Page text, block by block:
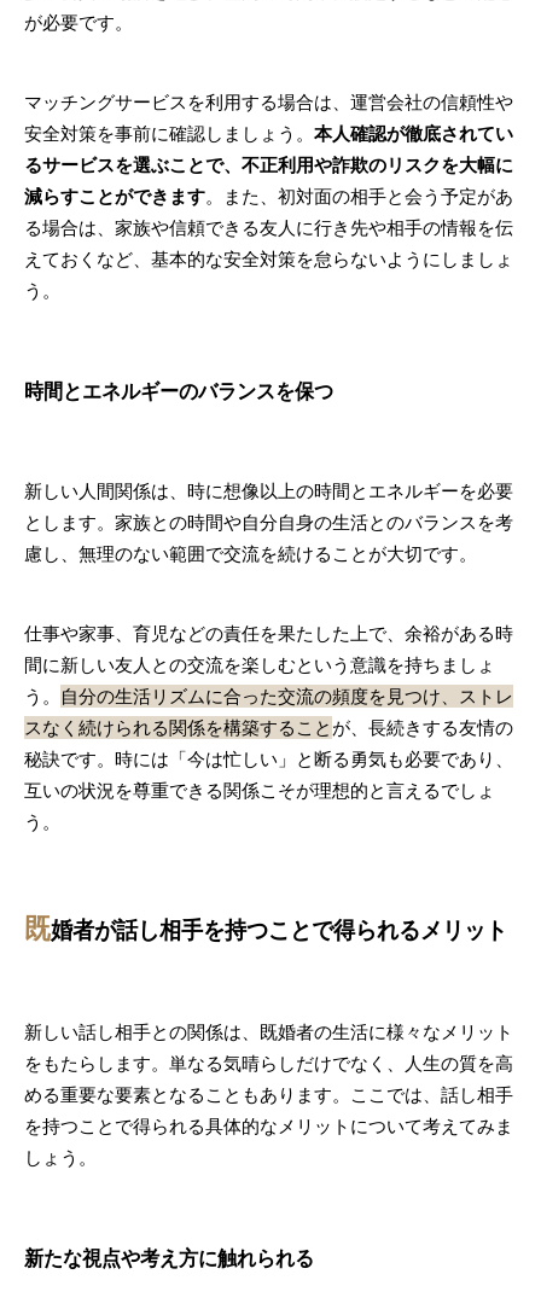
が必要です。
マッチングサービスを利用する場合は、運営会社の信頼性や
安全対策を事前に確認しましょう。 本人確認が徹底されてい
るサービスを選ぶことで、不正利用や詐欺のリスクを大幅に
減らすことができます。また、初対面の相手と会う予定があ
る場合は、家族や信頼できる友人に行き先や相手の情報を伝
えておくなど、基本的な安全対策を怠らないようにしましょ
う。
時間とエネルギーのバランスを保つ
新しい人間関係は、時に想像以上の時間とエネルギーを必要
とします。家族との時間や自分自身の生活とのバランスを考
慮し、無理のない範囲で交流を続けることが大切です。
仕事や家事、育児などの責任を果たした上で、余裕がある時
間に新しい友人との交流を楽しむという意識を持ちましょ
う。
自分の生活リズムに合った交流の頻度を見つけ、ストレ
スなく続けられる関係を構築すること が、長続きする友情の
秘訣です。時には「今は忙しい」と断る勇気も必要であり、
互いの状況を尊重できる関係こそが理想的と言えるでしょ
う。
既婚者が話し相手を持つことで得られるメリット
新しい話し相手との関係は、既婚者の生活に様々なメリット
をもたらします。単なる気晴らしだけでなく、人生の質を高
める重要な要素となることもあります。ここでは、話し相手
を持つことで得られる具体的なメリットについて考えてみま
しょう。
新たな視点や考え方に触れられる